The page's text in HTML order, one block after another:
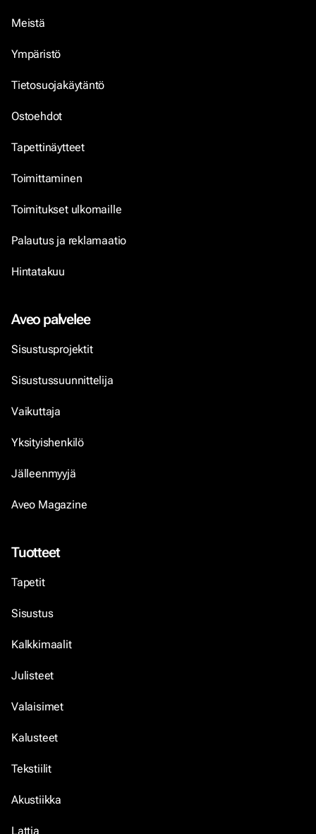
Meistä
Ympäristö
Tietosuojakäytäntö
Ostoehdot
Tapettinäytteet
Toimittaminen
Toimitukset ulkomaille
Palautus ja reklamaatio
Hintatakuu
Aveo palvelee
Sisustusprojektit
Sisustussuunnittelija
Vaikuttaja
Yksityishenkilö
Jälleenmyyjä
Aveo Magazine
Tuotteet
Tapetit
Sisustus
Kalkkimaalit
Julisteet
Valaisimet
Kalusteet
Tekstiilit
Akustiikka
Lattia